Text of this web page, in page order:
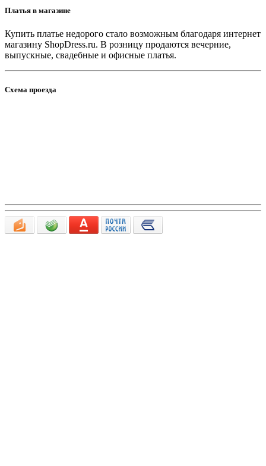
Платья в магазине
Купить платье недорого стало возможным благодаря интернет
магазину ShopDress.ru. В розницу продаются вечерние,
выпускные, свадебные и офисные платья.
Схема проезда